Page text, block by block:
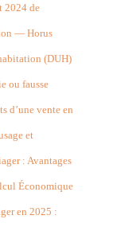
2024 de
— Horus
(DUH)
ou fausse
d’une vente en
et
: Avantages
Économique
en 2025 :